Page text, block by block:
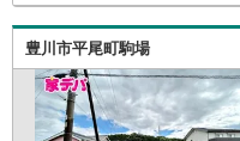
ひご家族そろって
分～午後6時30分
のお問い合わせが
ボタンをタッチ！
豊川市平尾町駒場